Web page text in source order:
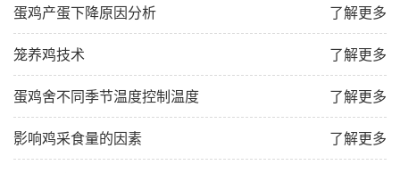
了解更多
蛋鸡产蛋下降原因分析
了解更多
笼养鸡技术
了解更多
蛋鸡舍不同季节温度控制温度
了解更多
影响鸡采食量的因素